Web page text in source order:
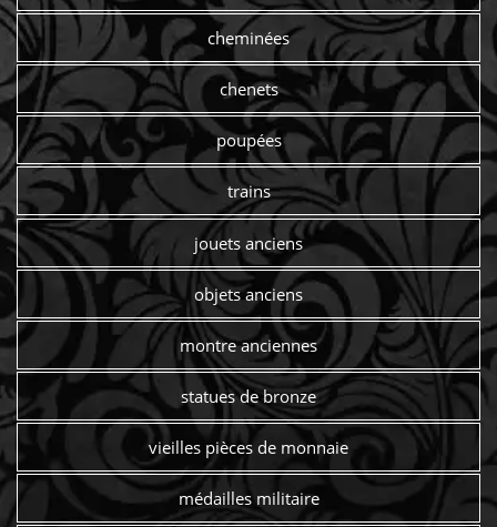
cheminées
chenets
poupées
trains
jouets anciens
objets anciens
montre anciennes
statues de bronze
vieilles pièces de monnaie
médailles militaire